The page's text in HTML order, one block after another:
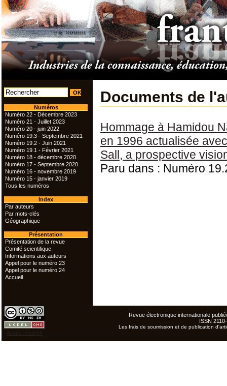
Numéros
Numéro 22 - Décembre 2023
Numéro 21 - Juillet 2023
Numéro 20 - juin 2022
Numéro 19.3 - Septembre 2021
Numéro 19.2 - Juin 2021
Numéro 19.1 - Février 2021
Numéro 18 - décembre 2020
Numéro 17 - Septembre 2020
Numéro 16 - novembre 2019
Numéro 15 - janvier 2019
Tous les numéros
Index
Par auteurs
Par mots-clés
Géographique
Présentation
Présentation de la revue
Comité scientifique
Informations aux auteurs
Appel pour le numéro 23
Appel pour le numéro 24
Accueil
Documents de
Hommage à Hamidou
en 1996 actualisée
Sall, a prospective
Paru dans : Numéro
Accès réservé
Revue électronique internationale
ISSN
Les frais de soumission et de publication